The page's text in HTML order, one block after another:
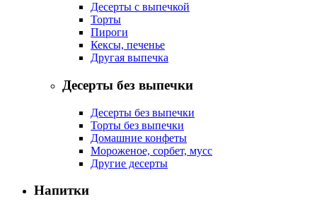
Десерты с выпечкой
Торты
Пироги
Кексы, печенье
Другая выпечка
Десерты без выпечки
Десерты без выпечки
Торты без выпечки
Домашние конфеты
Мороженое, сорбет, мусс
Другие десерты
Напитки